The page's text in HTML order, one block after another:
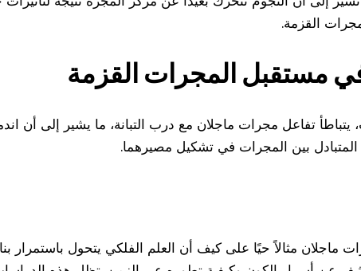
القزمة.
مستقبل المجرات القزمة
يتباطأ تفاعل مجرات ماجلان مع درب التبانة، ما يشير إلى أن
المتبادل بين المجرات في تشكيل مصيرهما.
ماجلان مثالاً حيًا على كيف أن العلم الفلكي يتحول باستمرار